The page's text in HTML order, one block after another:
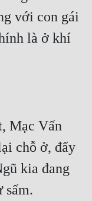
với con gái
là ở khí
Mạc Vấn
chỗ ở, đẩy
kia đang